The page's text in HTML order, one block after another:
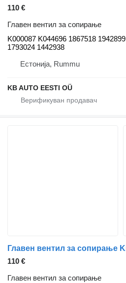
110 €
Главен вентил за сопирање
K000087 K044696 1867518 1942899
1793024 1442938
Естонија, Rummu
KB AUTO EESTI OÜ
110 €
Главен вентил за сопирање